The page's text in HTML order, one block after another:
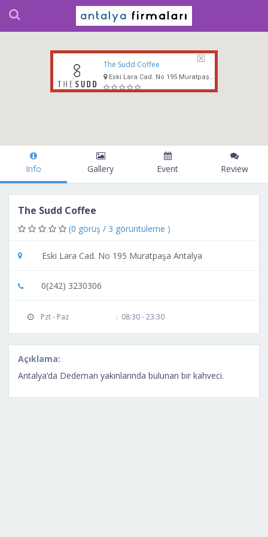
The Sudd Coffee
Eski Lara Cad. No 195 Muratpaşa Antalya
Info Gallery Event Review
The Sudd Coffee
(0 görüş / 3 görüntüleme )
Eski Lara Cad. No 195 Muratpaşa Antalya
0(242) 3230306
Pzt - Paz : 08:30 - 23:30
Açıklama:
Antalya’da Dedeman yakınlarında bulunan bir kahveci.